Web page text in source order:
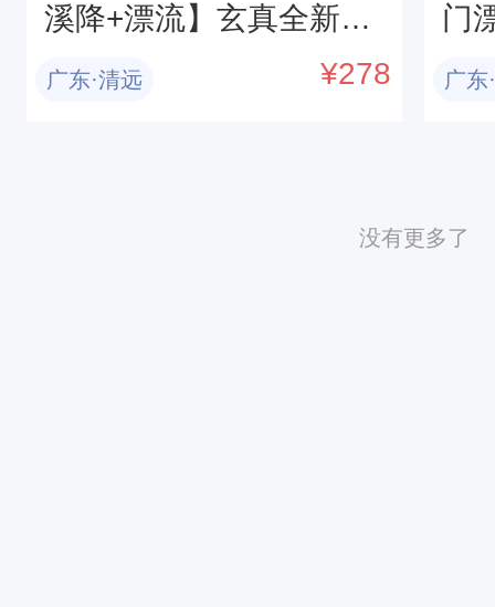
溪降+漂流】玄真全新升
级溪降畅玩线+漂流探险
广东·清远 ¥278
门
车
广东
没有更多了